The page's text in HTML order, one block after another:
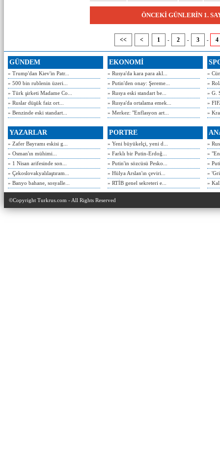
ÖNCEKİ GÜNLERİN 1.
<< < 1 - 2 - 3 - 4
GÜNDEM
» Trump'dan Kiev'in Patr...
» 500 bin rublenin üzeri...
» Türk şirketi Madame Co...
» Ruslar düşük faiz ort...
» Benzinde eski standart...
EKONOMİ
» Rusya'da kara para akl...
» Putin'den onay: Şereme...
» Rusya eski standart be...
» Rusya'da ortalama emek...
» Merkez: "Enflasyon art...
»
»
» G.
»
»
YAZARLAR
» Zafer Bayramı eskisi g...
» Osman'ın mühimi...
» 1 Nisan arifesinde son...
» Çekoslovakyalılaştıram...
» Banyo bahane, sosyalle...
PORTRE
» Yeni büyükelçi, yeni d...
» Farklı bir Putin-Erdoğ...
» Putin'in sözcüsü Pesko...
» Hülya Arslan'ın çeviri...
» RTİB genel sekreteri e...
»
»
»
»
»
©Copyright Turkrus.com - All Rights Reserved